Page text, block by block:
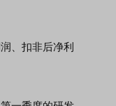
、扣非后净利